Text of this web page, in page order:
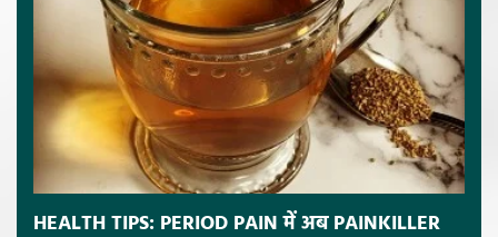
HEALTH TIPS: PERIOD PAIN में अब PAINKILLER